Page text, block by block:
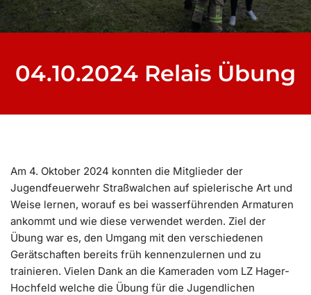
04.10.2024 Relais Übung
Am 4. Oktober 2024 konnten die Mitglieder der
Jugendfeuerwehr Straßwalchen auf spielerische Art und
Weise lernen, worauf es bei wasserführenden Armaturen
ankommt und wie diese verwendet werden. Ziel der
Übung war es, den Umgang mit den verschiedenen
Gerätschaften bereits früh kennenzulernen und zu
trainieren. Vielen Dank an die Kameraden vom LZ Hager-
Hochfeld welche die Übung für die Jugendlichen